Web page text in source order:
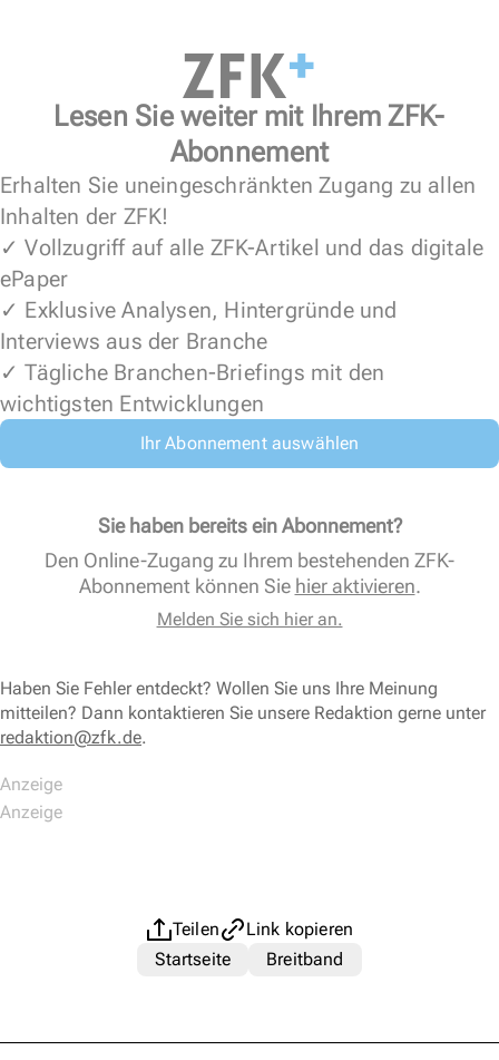
Lesen Sie weiter mit Ihrem ZFK-
Abonnement
Erhalten Sie uneingeschränkten Zugang zu allen
Inhalten der ZFK!
✓ Vollzugriff auf alle ZFK-Artikel und das digitale
ePaper
✓ Exklusive Analysen, Hintergründe und
Interviews aus der Branche
✓ Tägliche Branchen-Briefings mit den
wichtigsten Entwicklungen
Ihr Abonnement auswählen
Sie haben bereits ein Abonnement?
Den Online-Zugang zu Ihrem bestehenden ZFK-
Abonnement können Sie hier aktivieren.
Melden Sie sich hier an.
Haben Sie Fehler entdeckt? Wollen Sie uns Ihre Meinung
mitteilen? Dann kontaktieren Sie unsere Redaktion gerne unter
redaktion@zfk.de.
Teilen
Link kopieren
Startseite
Breitband